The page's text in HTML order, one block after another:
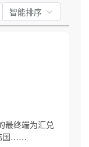
智能排序
最终端为汇兑
国……